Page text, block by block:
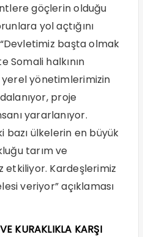
göçlerin olduğu
yol açtığını
başta olmak
Somali halkının
yerel yönetimlerimizin
proje
yararlanıyor.
bazı ülkelerin en büyük
tarım ve
etkiliyor. Kardeşlerimiz
veriyor” açıklaması
KURAKLIKLA KARŞI